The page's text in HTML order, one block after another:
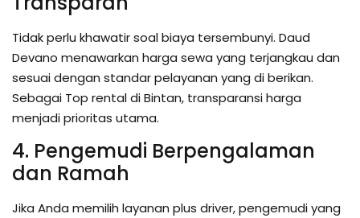
Tidak perlu khawatir soal biaya tersembunyi. Daud
Devano menawarkan harga sewa yang terjangkau dan
sesuai dengan standar pelayanan yang di berikan.
Sebagai Top rental di Bintan, transparansi harga
menjadi prioritas utama.
4. Pengemudi Berpengalaman
dan Ramah
Jika Anda memilih layanan plus driver, pengemudi yang